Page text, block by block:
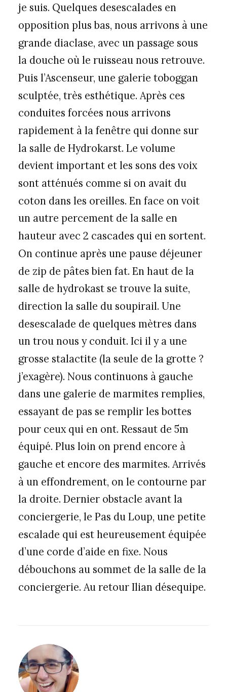
je suis. Quelques desescalades en
opposition plus bas, nous arrivons à une
grande diaclase, avec un passage sous
la douche où le ruisseau nous retrouve.
Puis l’Ascenseur, une galerie toboggan
sculptée, très esthétique. Après ces
conduites forcées nous arrivons
rapidement à la fenêtre qui donne sur
la salle de Hydrokarst. Le volume
devient important et les sons des voix
sont atténués comme si on avait du
coton dans les oreilles. En face on voit
un autre percement de la salle en
hauteur avec 2 cascades qui en sortent.
On continue après une pause déjeuner
de zip de pâtes bien fat. En haut de la
salle de hydrokast se trouve la suite,
direction la salle du soupirail. Une
desescalade de quelques mètres dans
un trou nous y conduit. Ici il y a une
grosse stalactite (la seule de la grotte ?
j’exagère). Nous continuons à gauche
dans une galerie de marmites remplies,
essayant de pas se remplir les bottes
pour ceux qui en ont. Ressaut de 5m
équipé. Plus loin on prend encore à
gauche et encore des marmites. Arrivés
à un effondrement, on le contourne par
la droite. Dernier obstacle avant la
conciergerie, le Pas du Loup, une petite
escalade qui est heureusement équipée
d’une corde d’aide en fixe. Nous
débouchons au sommet de la salle de la
conciergerie. Au retour Ilian désequipe.